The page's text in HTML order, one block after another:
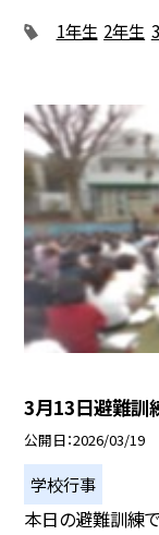
1年生 2年生
3月13日避難訓
公開日 2026/03/19
学校行事
本日の避難訓練